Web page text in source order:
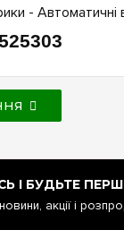
І БУДЬТЕ
акції і